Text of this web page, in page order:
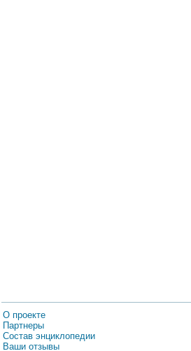
О проекте
Партнеры
Состав энциклопедии
Ваши отзывы